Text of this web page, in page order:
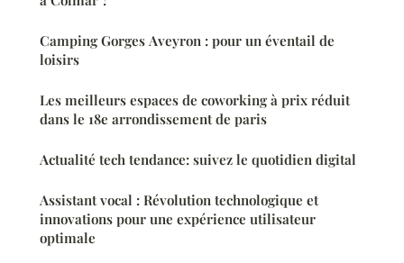
Camping Gorges Aveyron : pour un éventail de
loisirs
Les meilleurs espaces de coworking à prix réduit
dans le 18e arrondissement de paris
Actualité tech tendance: suivez le quotidien digital
Assistant vocal : Révolution technologique et
innovations pour une expérience utilisateur
optimale